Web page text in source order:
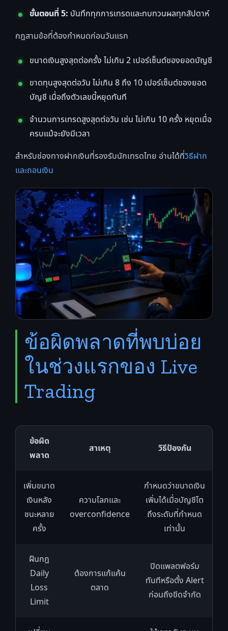
ขั้นตอนที่ 5: บันทึกทุกการเทรดและทบทวนผลทุกสัปดาห์
กฎสามข้อที่ต้องกำหนดก่อนวันแรก
ขนาดเงินสูงสุดต่อครั้ง ไม่เกิน 2 เปอร์เซ็นต์ของยอดบัญชี
ขาดทุนสูงสุดต่อวัน ไม่เกิน 8 ถึง 10 เปอร์เซ็นต์ของยอด
บัญชี เมื่อถึงตัวเลขนี้หยุดทันที
จำนวนการเทรดสูงสุดต่อวัน เช่น ไม่เกิน 10 ครั้ง หยุดเมื่อ
ครบแม้จะยังมีเวลา
สำหรับช่องทางฝากเงินที่รองรับนักเทรดไทย อ่านได้ที่วิธีฝาก
และถอนเงิน
ข้อผิดพลาดที่พบบ่อย
ในช่วงแรกของ Live
Trading
ข้อผิด
พลาด
สาเหตุ วิธีป้องกัน
เพิ่มขนาด
เงินหลัง
ชนะหลาย
ครั้ง
ความโลภและ
overconfidence
กำหนดว่าขนาดเงิน
เพิ่มได้เมื่อบัญชีโต
ถึงระดับที่กำหนด
เท่านั้น
ฝืนกฎ
Daily
Loss
Limit
ต้องการแก้แค้น
ตลาด
ปิดแพลตฟอร์ม
ทันทีหรือตั้ง Alert
ก่อนถึงขีดจำกัด